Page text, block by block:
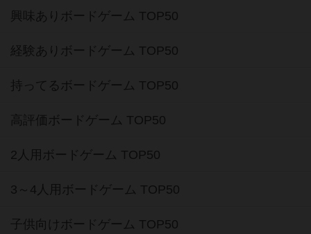
興味ありボードゲーム TOP50
経験ありボードゲーム TOP50
持ってるボードゲーム TOP50
高評価ボードゲーム TOP50
2人用ボードゲーム TOP50
3～4人用ボードゲーム TOP50
子供向けボードゲーム TOP50